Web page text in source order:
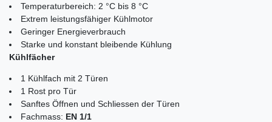
Temperaturbereich: 2 °C bis 8 °C
Extrem leistungsfähiger Kühlmotor
Geringer Energieverbrauch
Starke und konstant bleibende Kühlung
Kühlfächer
1 Kühlfach mit 2 Türen
1 Rost pro Tür
Sanftes Öffnen und Schliessen der Türen
Fachmass: EN 1/1